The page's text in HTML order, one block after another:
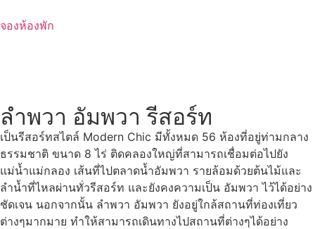
to
จองห้องพัก
ลำพวา อัมพวา รีสอร์ท
เป็นรีสอร์ทสไตล์ Modern Chic มีทั้งหมด 56 ห้องที่อยู่ท่ามกลาง
ธรรมชาติ ขนาด 8 ไร่ ติดคลองใหญ่ที่สามารถเชื่อมต่อไปยัง
แม่น้ำแม่กลอง เส้นที่ไปตลาดน้ำอัมพวา รายล้อมด้วยต้นไม้และ
ลำน้ำที่ไหลผ่านทั่วรีสอร์ท และยังคงความเป็น อัมพวา ไว้ได้อย่าง
ชัดเจน นอกจากนั้น ลำพวา อัมพวา ยังอยู่ใกล้สถานที่ท่องเที่ยว
ต่างๆมากมาย ทำให้สามารถเดินทางไปสถานที่ต่างๆได้อย่าง